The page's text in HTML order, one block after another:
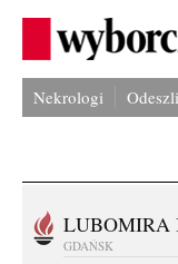
Nekrologi Odeszli
LUBOMIRA
GDAŃSK